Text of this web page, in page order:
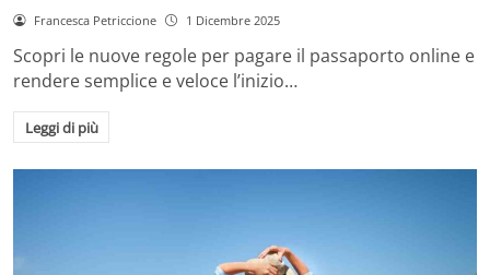
Francesca Petriccione 1 Dicembre 2025
Scopri le nuove regole per pagare il passaporto online e
rendere semplice e veloce l’inizio…
Leggi di più